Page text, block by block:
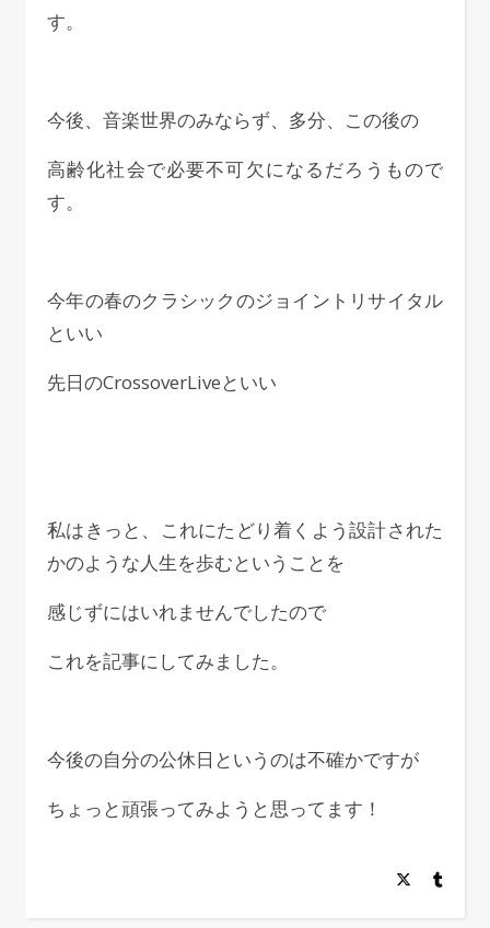
す。
今後、音楽世界のみならず、多分、この後の
高齢化社会で必要不可欠になるだろうもので
す。
今年の春のクラシックのジョイントリサイタル
といい
先日のCrossoverLiveといい
私はきっと、これにたどり着くよう設計された
かのような人生を歩むということを
感じずにはいれませんでしたので
これを記事にしてみました。
今後の自分の公休日というのは不確かですが
ちょっと頑張ってみようと思ってます！